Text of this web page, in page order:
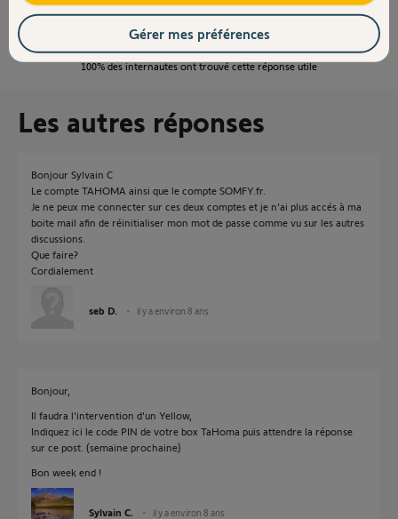
NON
100%des internautes ont trouvé cette réponse utile
Les autres réponses
Bonjour Sylvain C
Le compte TAHOMA ainsi que le compte SOMFY.fr.
Je ne peux me connecter sur ces deux comptes et je n'ai plus accés à ma
boite mail afin de réinitialiser mon mot de passe comme vu sur les autres
discussions.
Que faire?
Cordialement
seb D. il y a environ 8 ans
Bonjour,
Il faudra l'intervention d'un Yellow,
Indiquez ici le code PIN de votre box TaHoma puis attendre la réponse
sur ce post. (semaine prochaine)
Bon week end !
Sylvain C. il y a environ 8 ans
Gérer mes préférences